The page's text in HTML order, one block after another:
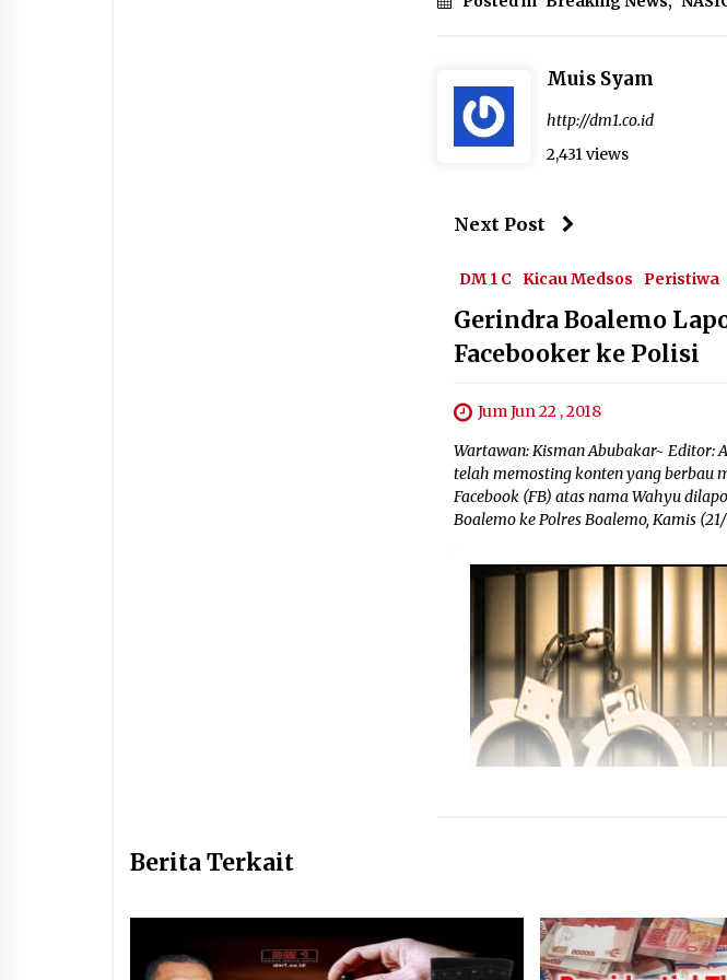
Muis Syam
http://dm1.co.id
2,431 views
Next Post
DM 1 C Kicau Medsos Peristiwa
Gerindra Boalemo
Facebooker ke Polisi
Jum Jun 22 , 2018
Wartawan: Kisman Abubakar~ Editor:
telah memosting konten yang berbau
Facebook (FB) atas nama Wahyu
Boalemo ke Polres Boalemo, Kamis
Berita Terkait